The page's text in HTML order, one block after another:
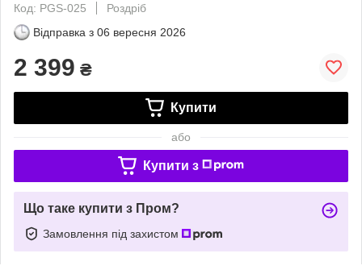
Код: PGS-025
Роздріб
Відправка з 06 вересня 2026
2 399 ₴
Купити
або
Купити з
Що таке купити з Пром?
Замовлення під захистом